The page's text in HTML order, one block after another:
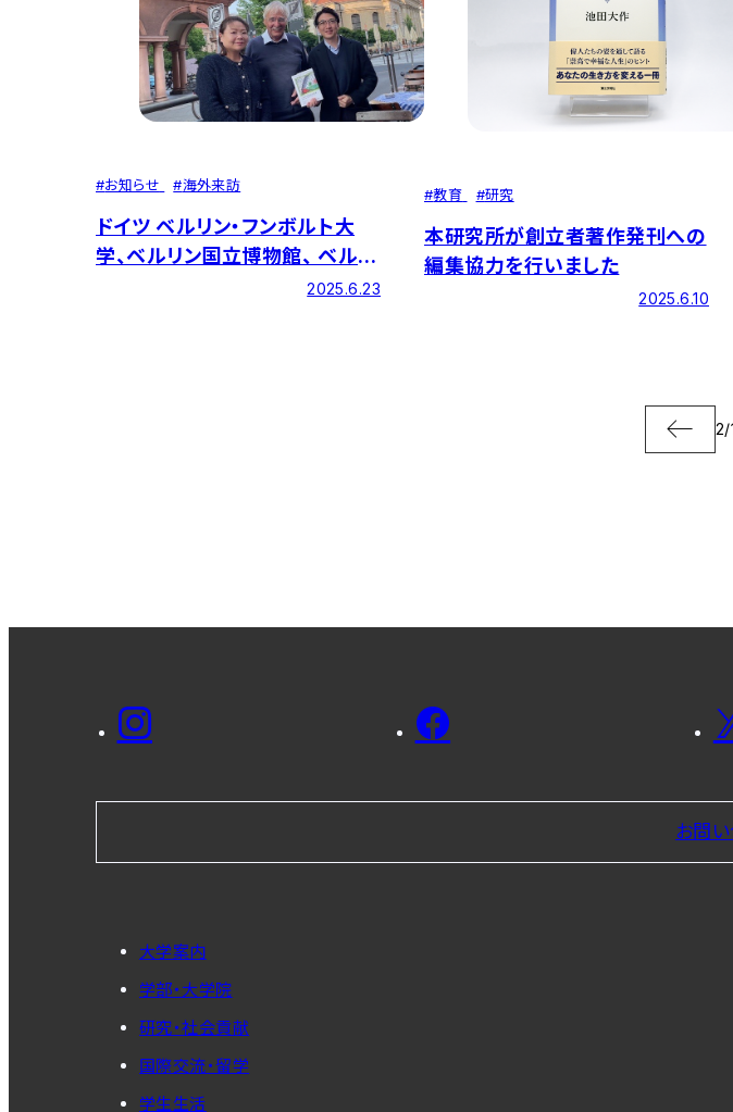
#お知らせ #海外来訪
ドイツ ベルリン・フンボルト大
学、ベルリン国立博物館、 ベルリ
ン国立図書館を本研究所教員が
2025.6.23
#教育 #研究
本研究所が創立者著作発刊への
編集協力を行いました
2025.6.10
2/
お問
大学案内
学部・大学院
研究・社会貢献
国際交流・留学
学生生活